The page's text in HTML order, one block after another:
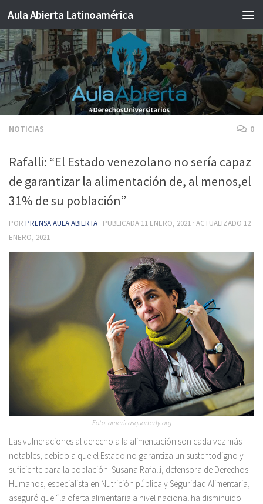
Saltar al contenido
Aula Abierta Latinoamérica
NOTICIAS 0
Rafalli: “El Estado venezolano no sería capaz
de garantizar la alimentación de, al menos,el
31% de su población”
POR PRENSA AULA ABIERTA · PUBLICADA 11 ENERO, 2021 · ACTUALIZADO 12
ENERO, 2021
Foto: americasquarterly.org
Las vulneraciones al derecho a la alimentación son cada vez más
notables, debido a que el Estado no garantiza un sustentodigno y
suficiente para la población. Susana Rafalli, defensora de Derechos
Humanos, especialista en Nutrición pública y Seguridad Alimentaria,
aseguró que “la oferta alimentaria a nivel nacional ha disminuido